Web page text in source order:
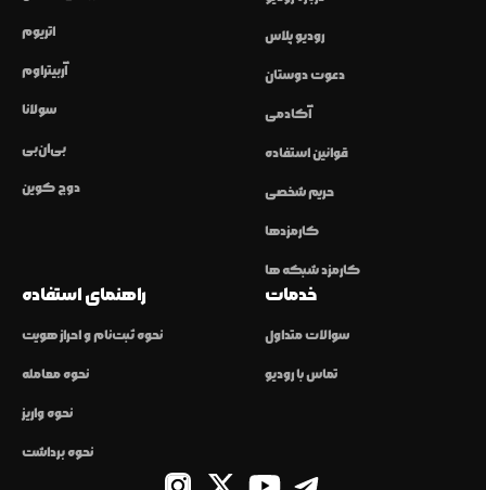
اتریوم
آربیتراوم
سولانا
بی‌ان‌بی
دوج کوین
رودیو پلاس
دعوت دوستان
آکادمی
قوانین استفاده
حریم شخصی
کارمزدها
کارمزد شبکه ها
راهنمای استفاده
نحوه ثبت‌نام و احراز هویت
نحوه معامله
نحوه واریز
نحوه برداشت
خدمات
سوالات متداول
تماس با رودیو